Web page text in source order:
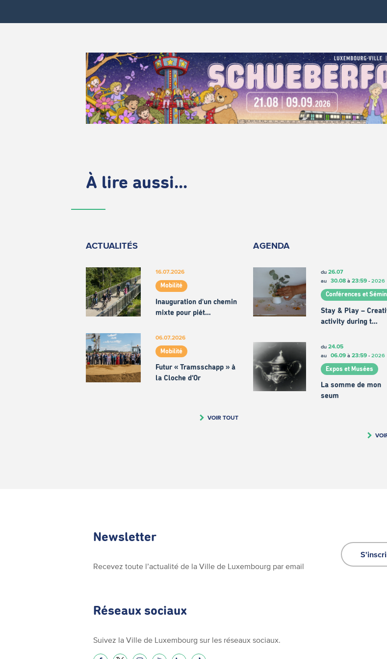
À lire aussi...
ACTUALITÉS
16.07.2026
Mobilité
Inauguration d'un chemin
mixte pour piét…
06.07.2026
Mobilité
Futur « Tramsschapp » à
la Cloche d’Or
VOIR TOUT
AGENDA
du 26.07
au 30.08à 23:59- 2026
Conférences et
Stay & Play –
activity during t…
du 24.05
au 06.09à 23:59- 2026
Expos et Musées
La somme de mon
seum
Newsletter
Recevez toute l’actualité de la Ville de Luxembourg par email
Réseaux sociaux
Suivez la Ville de Luxembourg sur les réseaux sociaux.